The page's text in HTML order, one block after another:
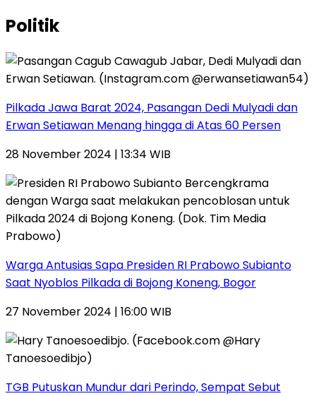
Politik
Pilkada Jawa Barat 2024, Pasangan Dedi Mulyadi dan
Erwan Setiawan Menang hingga di Atas 60 Persen
28 November 2024 | 13:34 WIB
Warga Antusias Sapa Presiden RI Prabowo Subianto
Saat Nyoblos Pilkada di Bojong Koneng, Bogor
27 November 2024 | 16:00 WIB
TGB Putuskan Mundur dari Perindo, Sempat Sebut